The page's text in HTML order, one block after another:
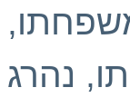
נהרג